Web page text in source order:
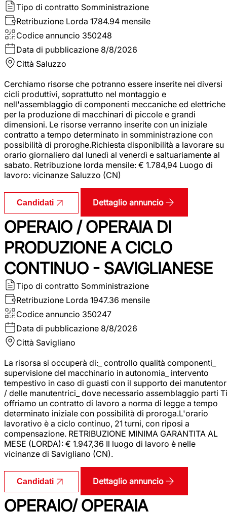
Tipo di contratto Somministrazione
Retribuzione Lorda 1784.94 mensile
Codice annuncio 350248
Data di pubblicazione 8/8/2026
Città Saluzzo
Cerchiamo risorse che potranno essere inserite nei diversi
cicli produttivi, soprattutto nel montaggio e
nell'assemblaggio di componenti meccaniche ed elettriche
per la produzione di macchinari di piccole e grandi
dimensioni. Le risorse verranno inserite con un iniziale
contratto a tempo determinato in somministrazione con
possibilità di proroghe.Richiesta disponibilità a lavorare su
orario giornaliero dal lunedì al venerdì e saltuariamente al
sabato. Retribuzione lorda mensile: € 1.784,94 Luogo di
lavoro: vicinanze Saluzzo (CN)
Candidati Dettaglio annuncio
OPERAIO / OPERAIA DI
PRODUZIONE A CICLO
CONTINUO - SAVIGLIANESE
Tipo di contratto Somministrazione
Retribuzione Lorda 1947.36 mensile
Codice annuncio 350247
Data di pubblicazione 8/8/2026
Città Savigliano
La risorsa si occuperà di:_ controllo qualità componenti_
supervisione del macchinario in autonomia_ intervento
tempestivo in caso di guasti con il supporto dei
/ delle manutentrici_ dove necessario assemblaggio parti Ti
offriamo un contratto di lavoro a norma di legge a tempo
determinato iniziale con possibilità di proroga.L'orario
lavorativo è a ciclo continuo, 21 turni, con riposi a
compensazione. RETRIBUZIONE MINIMA GARANTITA AL
MESE (LORDA): € 1.947,36 Il luogo di lavoro è nelle
vicinanze di Savigliano (CN).
Candidati Dettaglio annuncio
OPERAIO/ OPERAIA